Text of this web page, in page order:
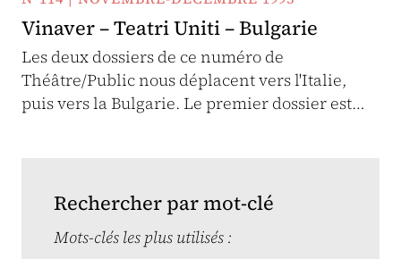
Vinaver – Teatri Uniti – Bulgarie
Les deux dossiers de ce numéro de
Théâtre/Public nous déplacent vers l'Italie,
puis vers la Bulgarie. Le premier dossier est…
Rechercher par mot-clé
Mots-clés les plus utilisés :